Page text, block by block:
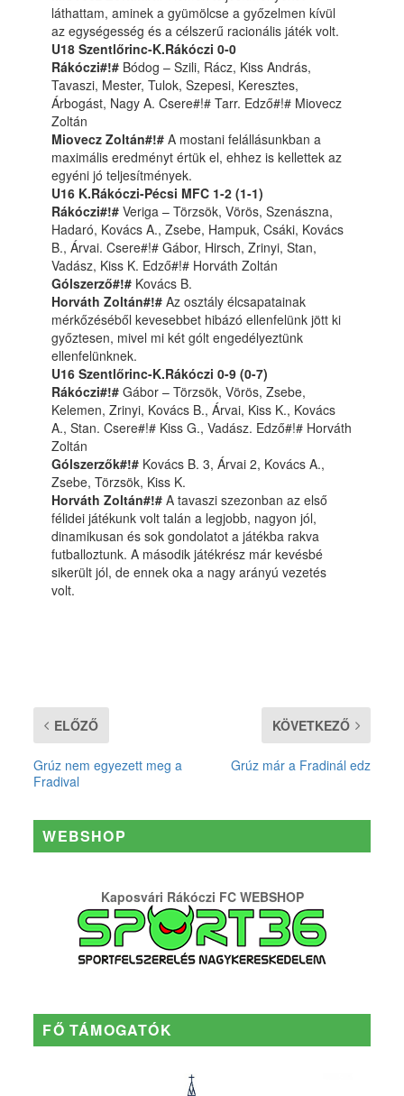
láthattam, aminek a gyümölcse a győzelmen kívül
az egységesség és a célszerű racionális játék volt.
U18 Szentlőrinc-K.Rákóczi 0-0
Rákóczi#!# Bódog – Szili, Rácz, Kiss András,
Tavaszi, Mester, Tulok, Szepesi, Keresztes,
Árbogást, Nagy A. Csere#!# Tarr. Edző#!# Miovecz
Zoltán
Miovecz Zoltán#!# A mostani felállásunkban a
maximális eredményt értük el, ehhez is kellettek az
egyéni jó teljesítmények.
U16 K.Rákóczi-Pécsi MFC 1-2 (1-1)
Rákóczi#!# Veriga – Törzsök, Vörös, Szenászna,
Hadaró, Kovács A., Zsebe, Hampuk, Csáki, Kovács
B., Árvai. Csere#!# Gábor, Hirsch, Zrinyi, Stan,
Vadász, Kiss K. Edző#!# Horváth Zoltán
Gólszerző#!# Kovács B.
Horváth Zoltán#!# Az osztály élcsapatainak
mérkőzéséből kevesebbet hibázó ellenfelünk jött ki
győztesen, mivel mi két gólt engedélyeztünk
ellenfelünknek.
U16 Szentlőrinc-K.Rákóczi 0-9 (0-7)
Rákóczi#!# Gábor – Törzsök, Vörös, Zsebe,
Kelemen, Zrinyi, Kovács B., Árvai, Kiss K., Kovács
A., Stan. Csere#!# Kiss G., Vadász. Edző#!# Horváth
Zoltán
Gólszerzők#!# Kovács B. 3, Árvai 2, Kovács A.,
Zsebe, Törzsök, Kiss K.
Horváth Zoltán#!# A tavaszi szezonban az első
félidei játékunk volt talán a legjobb, nagyon jól,
dinamikusan és sok gondolatot a játékba rakva
futballoztunk. A második játékrész már kevésbé
sikerült jól, de ennek oka a nagy arányú vezetés
volt.
ELŐZŐ
Grúz nem egyezett meg a
Fradival
KÖVETKEZŐ
Grúz már a Fradinál edz
WEBSHOP
Kaposvári Rákóczi FC WEBSHOP
FŐ TÁMOGATÓK